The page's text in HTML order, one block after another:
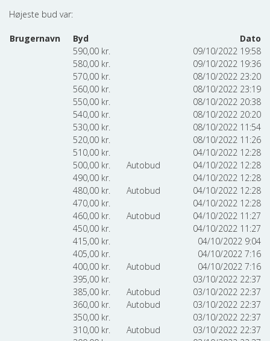
Højeste bud var:
Brugernavn Byd
Dato
590,00 kr.
09/10/2022 19:58
580,00 kr.
09/10/2022 19:36
570,00 kr.
08/10/2022 23:20
560,00 kr.
08/10/2022 23:19
550,00 kr.
08/10/2022 20:38
540,00 kr.
08/10/2022 20:20
530,00 kr.
08/10/2022 11:54
520,00 kr.
08/10/2022 11:26
510,00 kr.
04/10/2022 12:28
500,00 kr. Autobud
04/10/2022 12:28
490,00 kr.
04/10/2022 12:28
480,00 kr. Autobud
04/10/2022 12:28
470,00 kr.
04/10/2022 12:28
460,00 kr. Autobud
04/10/2022 11:27
450,00 kr.
04/10/2022 11:27
415,00 kr.
04/10/2022 9:04
405,00 kr.
04/10/2022 7:16
400,00 kr. Autobud
04/10/2022 7:16
395,00 kr.
03/10/2022 22:37
385,00 kr. Autobud
03/10/2022 22:37
360,00 kr. Autobud
03/10/2022 22:37
350,00 kr.
03/10/2022 22:37
310,00 kr. Autobud
03/10/2022 22:37